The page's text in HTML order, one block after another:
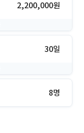
2,200,000원
30일
8명